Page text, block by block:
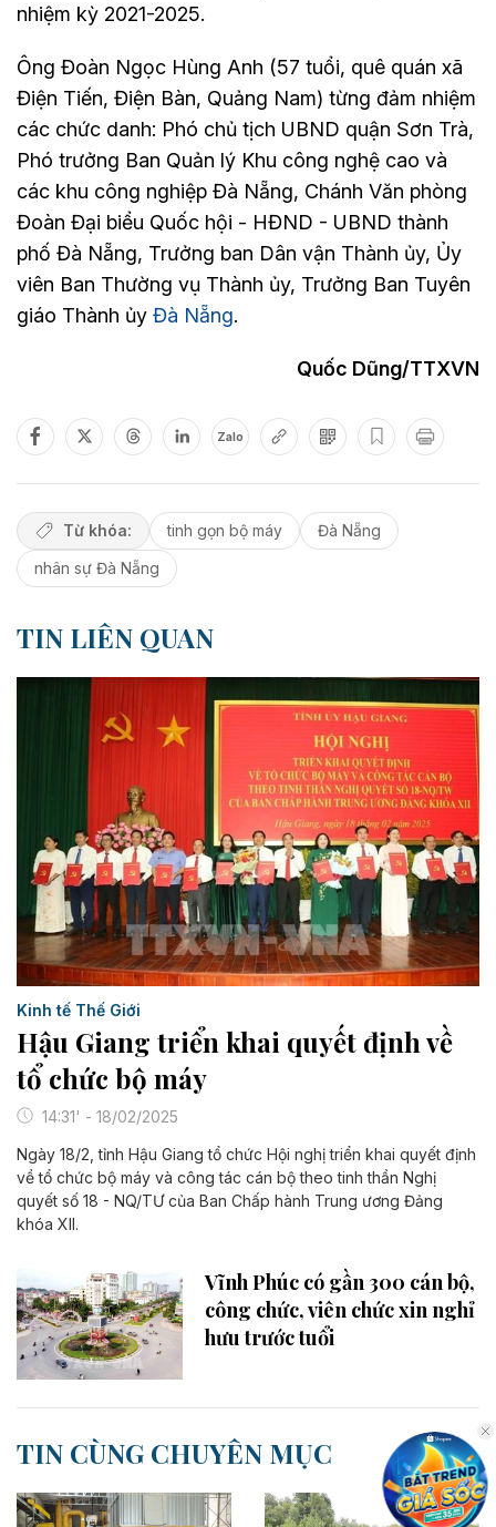
nhiệm kỳ 2021-2025.
Ông Đoàn Ngọc Hùng Anh (57 tuổi, quê quán xã
Điện Tiến, Điện Bàn, Quảng Nam) từng đảm nhiệm
các chức danh: Phó chủ tịch UBND quận Sơn Trà,
Phó trưởng Ban Quản lý Khu công nghệ cao và
các khu công nghiệp Đà Nẵng, Chánh Văn phòng
Đoàn Đại biểu Quốc hội - HĐND - UBND thành
phố Đà Nẵng, Trưởng ban Dân vận Thành ủy, Ủy
viên Ban Thường vụ Thành ủy, Trưởng Ban Tuyên
giáo Thành ủy Đà Nẵng.
Quốc Dũng/TTXVN
Zalo
Từ khóa: tinh gọn bộ máy
Đà Nẵng
nhân sự Đà Nẵng
TIN LIÊN QUAN
Kinh tế Thế Giới
Hậu Giang triển khai quyết định về
tổ chức bộ máy
14:31' - 18/02/2025
Ngày 18/2, tỉnh Hậu Giang tổ chức Hội nghị triển khai quyết định
về tổ chức bộ máy và công tác cán bộ theo tinh thần Nghị
quyết số 18 - NQ/TƯ của Ban Chấp hành Trung ương Đảng
khóa XII.
Vĩnh Phúc có gần 300 cán bộ,
công chức, viên chức xin nghỉ
hưu trước tuổi
TIN CÙNG CHUYÊN MỤC